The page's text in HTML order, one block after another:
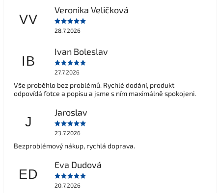
VV
Veronika Veličková
28.7.2026
IB
Ivan Boleslav
27.7.2026
Vše proběhlo bez problémů. Rychlé dodání, produkt
odpovídá fotce a popisu a jsme s ním maximálně spokojeni.
J
Jaroslav
23.7.2026
Bezproblémový nákup, rychlá doprava.
ED
Eva Dudová
20.7.2026